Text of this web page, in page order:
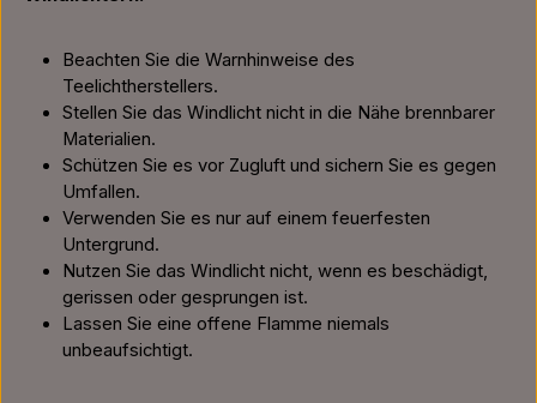
Beachten Sie die Warnhinweise des
Teelichtherstellers.
Stellen Sie das Windlicht nicht in die Nähe brennbarer
Materialien.
Schützen Sie es vor Zugluft und sichern Sie es gegen
Umfallen.
Verwenden Sie es nur auf einem feuerfesten
Untergrund.
Nutzen Sie das Windlicht nicht, wenn es beschädigt,
gerissen oder gesprungen ist.
Lassen Sie eine offene Flamme niemals
unbeaufsichtigt.